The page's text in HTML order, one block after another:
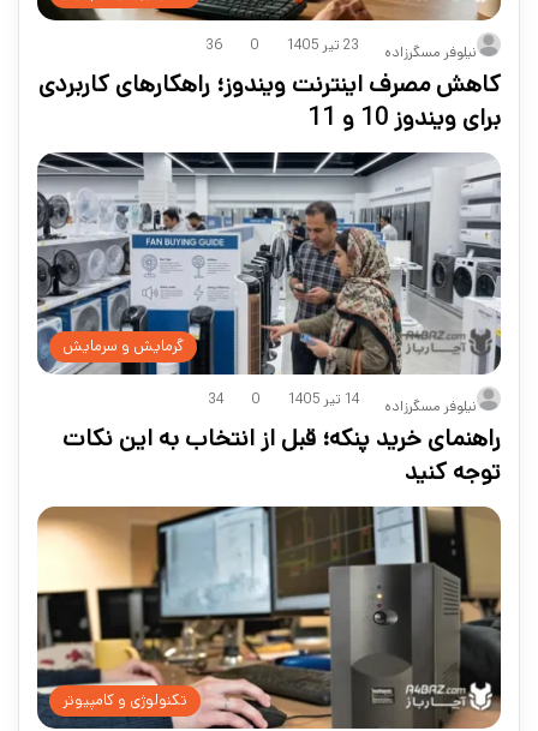
نیلوفر مسگرزاده 23 تیر 1405 0
36
کاهش مصرف اینترنت ویندوز؛ راهکارهای کاربردی
برای ویندوز 10 و 11
گرمایش و سرمایش
نیلوفر مسگرزاده 14 تیر 1405 0
34
راهنمای خرید پنکه؛ قبل از انتخاب به این نکات
توجه کنید
تکنولوژی و کامپیوتر